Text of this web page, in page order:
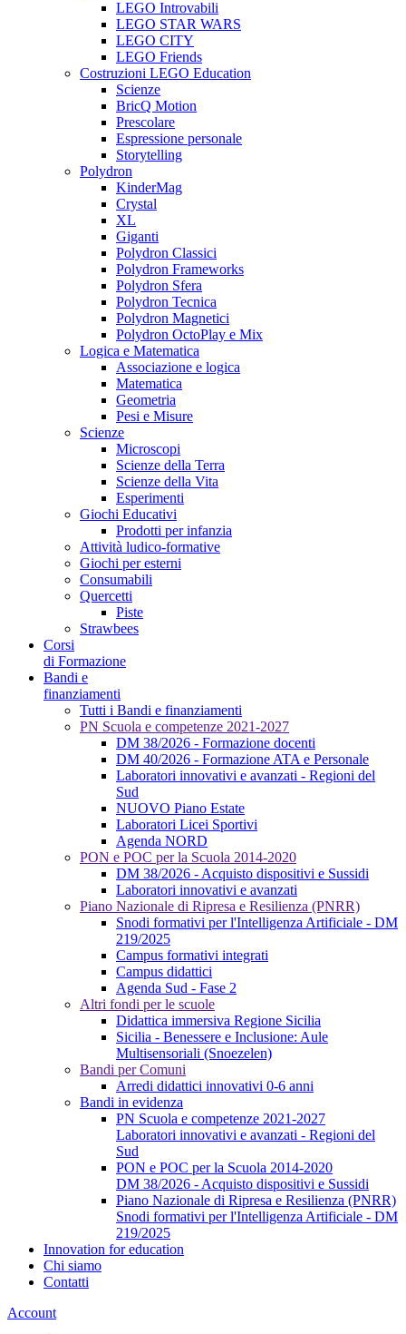
LEGO Introvabili
LEGO STAR WARS
LEGO CITY
LEGO Friends
Costruzioni LEGO Education
Scienze
BricQ Motion
Prescolare
Espressione personale
Storytelling
Polydron
KinderMag
Crystal
XL
Giganti
Polydron Classici
Polydron Frameworks
Polydron Sfera
Polydron Tecnica
Polydron Magnetici
Polydron OctoPlay e Mix
Logica e Matematica
Associazione e logica
Matematica
Geometria
Pesi e Misure
Scienze
Microscopi
Scienze della Terra
Scienze della Vita
Esperimenti
Giochi Educativi
Prodotti per infanzia
Attività ludico-formative
Giochi per esterni
Consumabili
Quercetti
Piste
Strawbees
Corsi
di Formazione
Bandi e
finanziamenti
Tutti i Bandi e finanziamenti
PN Scuola e competenze 2021-2027
DM 38/2026 - Formazione docenti
DM 40/2026 - Formazione ATA e Personale
Laboratori innovativi e avanzati - Regioni del
Sud
NUOVO Piano Estate
Laboratori Licei Sportivi
Agenda NORD
PON e POC per la Scuola 2014-2020
DM 38/2026 - Acquisto dispositivi e Sussidi
Laboratori innovativi e avanzati
Piano Nazionale di Ripresa e Resilienza (PNRR)
Snodi formativi per l'Intelligenza Artificiale - DM
219/2025
Campus formativi integrati
Campus didattici
Agenda Sud - Fase 2
Altri fondi per le scuole
Didattica immersiva Regione Sicilia
Sicilia - Benessere e Inclusione: Aule
Multisensoriali (Snoezelen)
Bandi per Comuni
Arredi didattici innovativi 0-6 anni
Bandi in evidenza
PN Scuola e competenze 2021-2027
Laboratori innovativi e avanzati - Regioni del
Sud
PON e POC per la Scuola 2014-2020
DM 38/2026 - Acquisto dispositivi e Sussidi
Piano Nazionale di Ripresa e Resilienza (PNRR)
Snodi formativi per l'Intelligenza Artificiale - DM
219/2025
Innovation for education
Chi siamo
Contatti
Account